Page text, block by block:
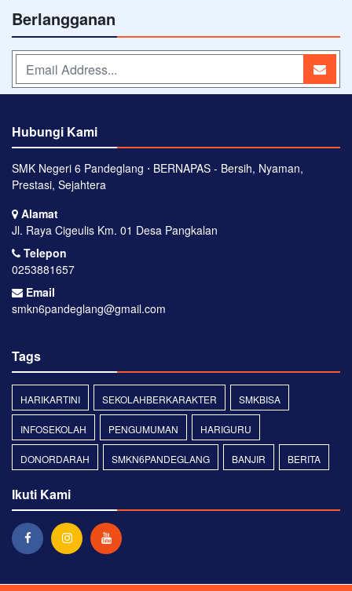
Berlangganan
Hubungi Kami
SMK Negeri 6 Pandeglang ⋅ BERNAPAS - Bersih, Nyaman,
Prestasi, Sejahtera
Alamat
Jl. Raya Cigeulis Km. 01 Desa Pangkalan
Telepon
0253881657
Email
smkn6pandeglang@gmail.com
Tags
HARIKARTINI SEKOLAHBERKARAKTER SMKBISA
INFOSEKOLAH PENGUMUMAN HARIGURU
DONORDARAH SMKN6PANDEGLANG BANJIR BERITA
Ikuti Kami